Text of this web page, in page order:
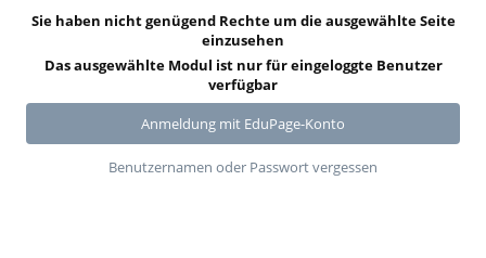
Sie haben nicht genügend Rechte um die ausgewählte Seite
einzusehen
Das ausgewählte Modul ist nur für eingeloggte Benutzer
verfügbar
Anmeldung mit EduPage-Konto
Benutzernamen oder Passwort vergessen